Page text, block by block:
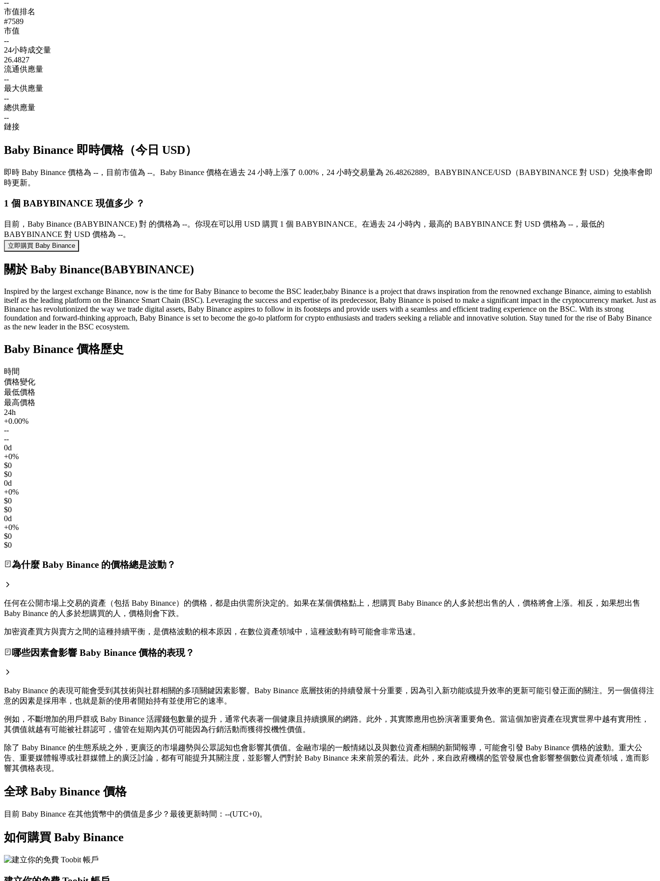
--
市值排名
#7589
市值
--
24小時成交量
26.4827
流通供應量
--
最大供應量
--
總供應量
--
鏈接
Baby Binance 即時價格（今日 USD）
即時 Baby Binance 價格為 --，目前市值為 --。Baby Binance 價格在過去 24 小時上漲了 0.00%，24 小時交易量為 26.48262889。BABYBINANCE/USD（BABYBINANCE 對 USD）兌換率會即
時更新。
1 個 BABYBINANCE 現值多少 ？
目前，Baby Binance (BABYBINANCE) 對 的價格為 --。你現在可以用 USD 購買 1 個 BABYBINANCE。在過去 24 小時內，最高的 BABYBINANCE 對 USD 價格為 --，最低的
BABYBINANCE 對 USD 價格為 --。
立即購買 Baby Binance
關於 Baby Binance(BABYBINANCE)
Inspired by the largest exchange Binance, now is the time for Baby Binance to become the BSC leader,baby Binance is a project that draws inspiration from the renowned exchange Binance, aiming to establish
itself as the leading platform on the Binance Smart Chain (BSC). Leveraging the success and expertise of its predecessor, Baby Binance is poised to make a significant impact in the cryptocurrency market. Just as
Binance has revolutionized the way we trade digital assets, Baby Binance aspires to follow in its footsteps and provide users with a seamless and efficient trading experience on the BSC. With its strong
foundation and forward-thinking approach, Baby Binance is set to become the go-to platform for crypto enthusiasts and traders seeking a reliable and innovative solution. Stay tuned for the rise of Baby Binance
as the new leader in the BSC ecosystem.
Baby Binance 價格歷史
時間
價格變化
最低價格
最高價格
24h
+0.00%
--
--
0d
+0%
$0
$0
0d
+0%
$0
$0
0d
+0%
$0
$0
為什麼 Baby Binance 的價格總是波動？
任何在公開市場上交易的資產（包括 Baby Binance）的價格，都是由供需所決定的。如果在某個價格點上，想購買 Baby Binance 的人多於想出售的人，價格將會上漲。相反，如果想出售
Baby Binance 的人多於想購買的人，價格則會下跌。
加密資產買方與賣方之間的這種持續平衡，是價格波動的根本原因，在數位資產領域中，這種波動有時可能會非常迅速。
哪些因素會影響 Baby Binance 價格的表現？
Baby Binance 的表現可能會受到其技術與社群相關的多項關鍵因素影響。Baby Binance 底層技術的持續發展十分重要，因為引入新功能或提升效率的更新可能引發正面的關注。另一個值得注
意的因素是採用率，也就是新的使用者開始持有並使用它的速率。
例如，不斷增加的用戶群或 Baby Binance 活躍錢包數量的提升，通常代表著一個健康且持續擴展的網路。此外，其實際應用也扮演著重要角色。當這個加密資產在現實世界中越有實用性，
其價值就越有可能被社群認可，儘管在短期內其仍可能因為行銷活動而獲得投機性價值。
除了 Baby Binance 的生態系統之外，更廣泛的市場趨勢與公眾認知也會影響其價值。金融市場的一般情緒以及與數位資產相關的新聞報導，可能會引發 Baby Binance 價格的波動。重大公
告、重要媒體報導或社群媒體上的廣泛討論，都有可能提升其關注度，並影響人們對於 Baby Binance 未來前景的看法。此外，來自政府機構的監管發展也會影響整個數位資產領域，進而影
響其價格表現。
全球 Baby Binance 價格
目前 Baby Binance 在其他貨幣中的價值是多少？最後更新時間：--(UTC+0)。
如何購買 Baby Binance